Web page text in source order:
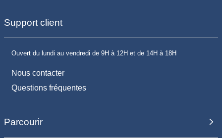
Support client
Ouvert du lundi au vendredi de 9H à 12H et de 14H à 18H
Nous contacter
Questions fréquentes
Parcourir